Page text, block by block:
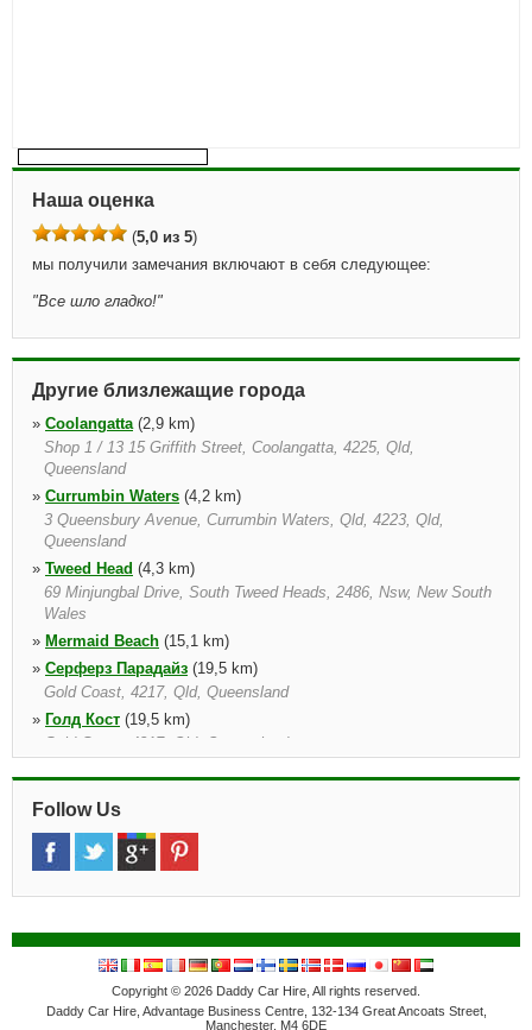
Наша оценка
(5,0 из 5)
мы получили замечания включают в себя следующее:
"Все шло гладко!"
Другие близлежащие города
» Coolangatta(2,9 km)
Shop 1 / 13 15 Griffith Street, Coolangatta, 4225, Qld,
Queensland
» Currumbin Waters (4,2 km)
3 Queensbury Avenue, Currumbin Waters, Qld, 4223, Qld,
Queensland
» Tweed Head (4,3 km)
69 Minjungbal Drive, South Tweed Heads, 2486, Nsw, New South
Wales
» Mermaid Beach (15,1 km)
» Серферз Парадайз (19,5 km)
Gold Coast, 4217, Qld, Queensland
» Голд Кост (19,5 km)
Gold Coast, 4217, Qld, Queensland
» Southport(24,1 km)
Southport, Southport, 4215, Qld, Queensland
Follow Us
Copyright © 2026 Daddy Car Hire, All rights reserved.
Daddy Car Hire, Advantage Business Centre, 132-134 Great Ancoats Street,
Manchester, M4 6DE